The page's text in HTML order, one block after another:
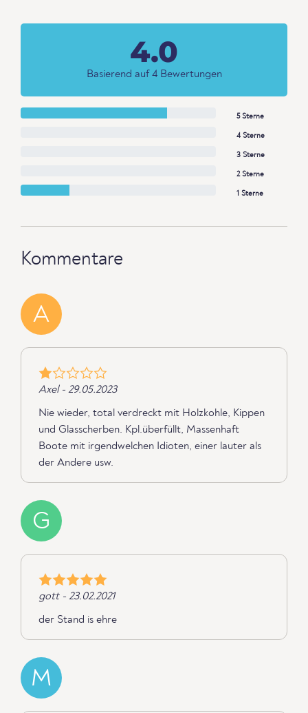
4.0
Basierend auf 4 Bewertungen
5 Sterne
4 Sterne
3 Sterne
2 Sterne
1 Sterne
Kommentare
A
Axel - 29.05.2023
Nie wieder, total verdreckt mit Holzkohle, Kippen
und Glasscherben. Kpl.überfüllt, Massenhaft
Boote mit irgendwelchen Idioten, einer lauter als
der Andere usw.
G
gott - 23.02.2021
der Stand is ehre
M